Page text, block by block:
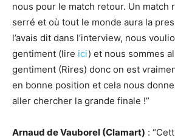
nous pour le match retour. Un match
serré et où tout le monde aura la
l’avais dit dans l’interview, nous
gentiment (lire ici) et nous sommes
gentiment (Rires) donc on est
en bonne position et cela nous
aller chercher la grande finale !”
Arnaud de Vauborel (Clamart) :